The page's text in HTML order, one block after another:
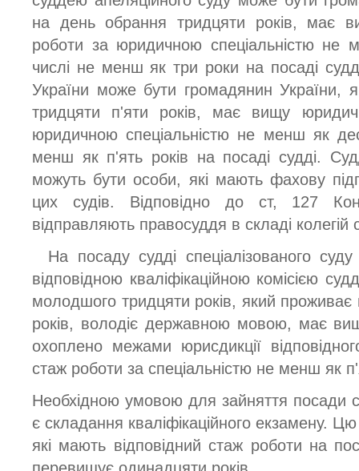
на день обрання тридцяти років, має
роботи за юридичною спеціальністю не
числі не менш як три роки на посаді
України може бути громадянин України,
тридцяти п'яти років, має вищу
юридичною спеціальністю не менш як
менш як п'ять років на посаді судді.
можуть бути особи, які мають фахову
цих судів. Відповідно до ст, 127
відправляють правосуддя в складі колегій
На посаду судді спеціалізованого
відповідною кваліфікаційною комісією
молодшого тридцяти років, який
років, володіє державною мовою, має
охоплено межами юрисдикції
стаж роботи за спеціальністю не менш як
Необхідною умовою для зайняття посади
є складання кваліфікаційного екзамену.
які мають відповідний стаж роботи на